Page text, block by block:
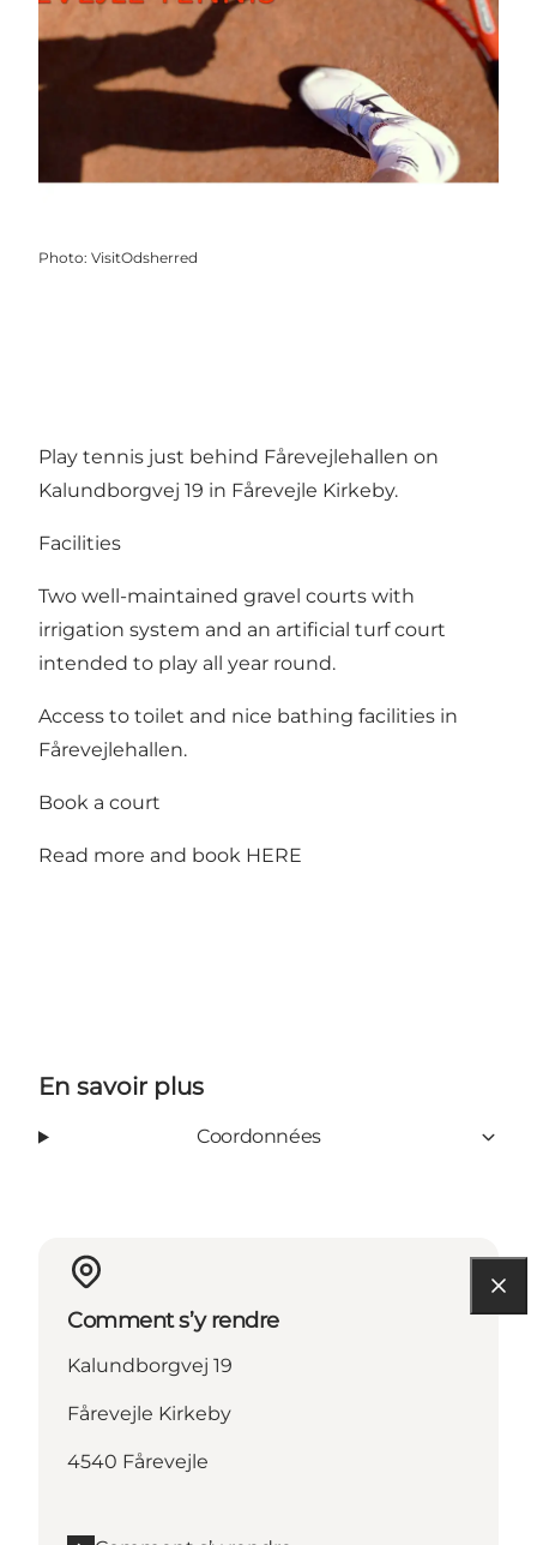
Photo: VisitOdsherred
Play tennis just behind Fårevejlehallen on
Kalundborgvej 19 in Fårevejle Kirkeby.
Facilities
Two well-maintained gravel courts with
irrigation system and an artificial turf court
intended to play all year round.
Access to toilet and nice bathing facilities in
Fårevejlehallen.
Book a court
Read more and book HERE
En savoir plus
Coordonnées
Comment s’y rendre
Kalundborgvej 19
Fårevejle Kirkeby
4540 Fårevejle